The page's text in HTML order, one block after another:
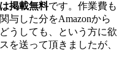
掲載無料です。作業費も
与した分をAmazonから
うしても、という方に欲
を送って頂きましたが、